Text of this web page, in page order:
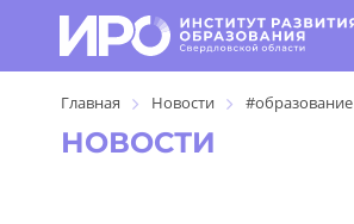
Главная Новости #образование
НОВОСТИ